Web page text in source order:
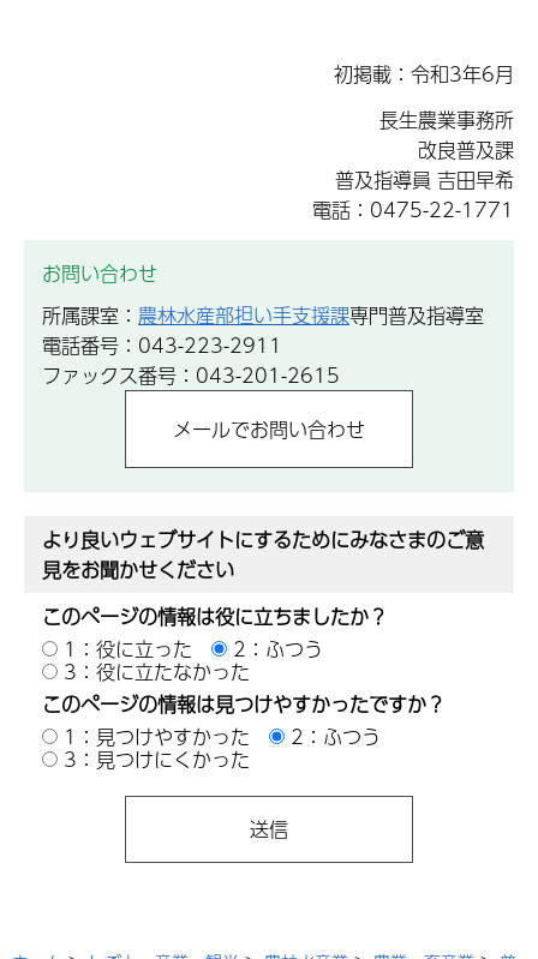
初掲載：令和3年6月
長生農業事務所
改良普及課
普及指導員 吉田早希
電話：0475-22-1771
お問い合わせ
所属課室： 農林水産部担い手支援課専門普及指導室
電話番号：043-223-2911
ファックス番号：043-201-2615
より良いウェブサイトにするためにみなさまのご意
見をお聞かせください
このページの情報は役に立ちましたか？
1：役に立った
2：ふつう
3：役に立たなかった
このページの情報は見つけやすかったですか？
1：見つけやすかった
2：ふつう
3：見つけにくかった